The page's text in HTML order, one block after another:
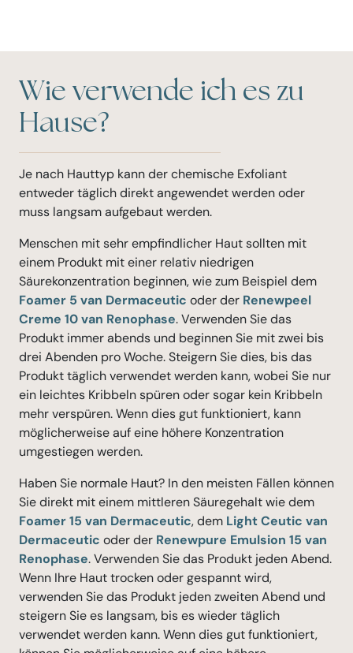
Wie verwende ich es zu
Hause?
Je nach Hauttyp kann der chemische Exfoliant
entweder täglich direkt angewendet werden oder
muss langsam aufgebaut werden.
Menschen mit sehr empfindlicher Haut sollten mit
einem Produkt mit einer relativ niedrigen
Säurekonzentration beginnen, wie zum Beispiel dem
Foamer 5 van Dermaceutic oder der Renewpeel
Creme 10 van Renophase. Verwenden Sie das
Produkt immer abends und beginnen Sie mit zwei bis
drei Abenden pro Woche. Steigern Sie dies, bis das
Produkt täglich verwendet werden kann, wobei Sie nur
ein leichtes Kribbeln spüren oder sogar kein Kribbeln
mehr verspüren. Wenn dies gut funktioniert, kann
möglicherweise auf eine höhere Konzentration
umgestiegen werden.
Haben Sie normale Haut? In den meisten Fällen können
Sie direkt mit einem mittleren Säuregehalt wie dem
Foamer 15 van Dermaceutic, dem Light Ceutic van
Dermaceutic oder der Renewpure Emulsion 15 van
Renophase. Verwenden Sie das Produkt jeden Abend.
Wenn Ihre Haut trocken oder gespannt wird,
verwenden Sie das Produkt jeden zweiten Abend und
steigern Sie es langsam, bis es wieder täglich
verwendet werden kann. Wenn dies gut funktioniert,